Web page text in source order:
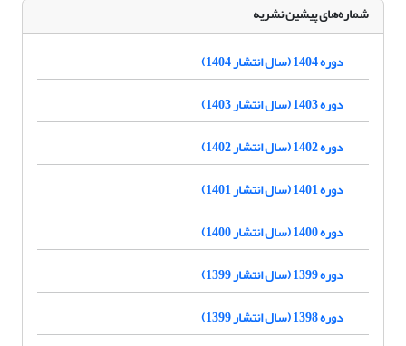
شماره‌های پیشین نشریه
دوره 1404 (سال انتشار 1404)
دوره 1403 (سال انتشار 1403)
دوره 1402 (سال انتشار 1402)
دوره 1401 (سال انتشار 1401)
دوره 1400 (سال انتشار 1400)
دوره 1399 (سال انتشار 1399)
دوره 1398 (سال انتشار 1399)